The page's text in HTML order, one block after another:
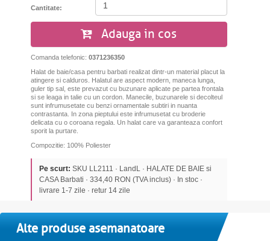
Cantitate:
Adauga in cos
Comanda telefonic: 0371236350
Halat de baie/casa pentru barbati realizat dintr-un material placut la
atingere si calduros. Halatul are aspect modern, maneca lunga,
guler tip sal, este prevazut cu buzunare aplicate pe partea frontala
si se leaga in talie cu un cordon. Manecile, buzunarele si decolteul
sunt infrumusetate cu benzi ornamentale subtiri in nuanta
contrastanta.
In zona pieptului este infrumusetat cu broderie
delicata cu o coroana regala. Un halat care va garanteaza confort
sporit la purtare.
Compozitie: 100% Poliester
Pe scurt: SKU LL2111 · LandL · HALATE DE BAIE si
CASA Barbati · 334,40 RON (TVA inclus) · In stoc ·
livrare 1-7 zile · retur 14 zile
Alte produse asemanatoare